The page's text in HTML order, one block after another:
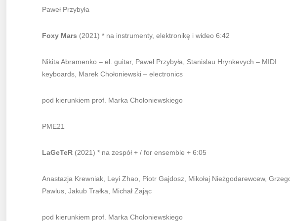
Paweł Przybyła
Foxy Mars (2021) * na instrumenty, elektronikę i wideo 6:42
Nikita Abramenko – el. guitar, Paweł Przybyła, Stanislau Hrynkevych – MIDI
keyboards, Marek Chołoniewski – electronics
pod kierunkiem prof. Marka Chołoniewskiego
PME21
LaGeTeR (2021) * na zespół + / for ensemble + 6:05
Anastazja Krewniak, Leyi Zhao, Piotr Gajdosz, Mikołaj Nieżgodarewcew,
Pawlus, Jakub Trałka, Michał Zając
pod kierunkiem prof. Marka Chołoniewskiego